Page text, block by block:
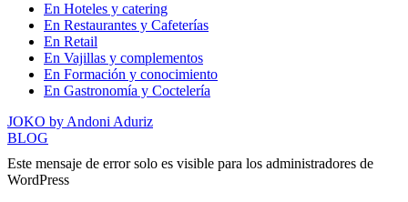
En Hoteles y catering
En Restaurantes y Cafeterías
En Retail
En Vajillas y complementos
En Formación y conocimiento
En Gastronomía y Coctelería
JOKO by Andoni Aduriz
BLOG
Este mensaje de error solo es visible para los administradores de
WordPress